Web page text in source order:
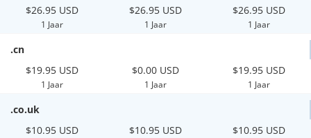
$26.95 USD
1 Jaar
$26.95 USD
1 Jaar
$26.95 USD
1 Jaar
.cn
$19.95 USD
1 Jaar
$0.00 USD
1 Jaar
$19.95 USD
1 Jaar
.co.uk
$10.95 USD
$10.95 USD $10.95 USD